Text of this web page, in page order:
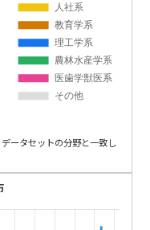
ータセットの分野と一致し